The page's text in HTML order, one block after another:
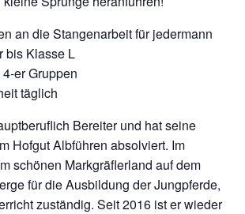
an die Stangenarbeit für jedermann
bis Klasse L
er Gruppen
täglich
Bereiter und hat seine
Hofgut Albführen absolviert. Im
schönen Markgräflerland auf dem
für die Ausbildung der Jungpferde,
zuständig. Seit 2016 ist er wieder